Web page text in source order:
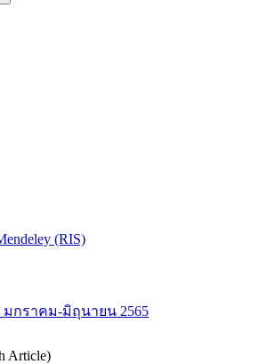
(RIS)
มกราคม-มิถุนายน 2565
Article)